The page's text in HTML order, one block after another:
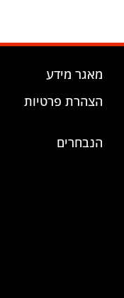
מאגר מידע
הצהרת פרטיות
הנבחרים